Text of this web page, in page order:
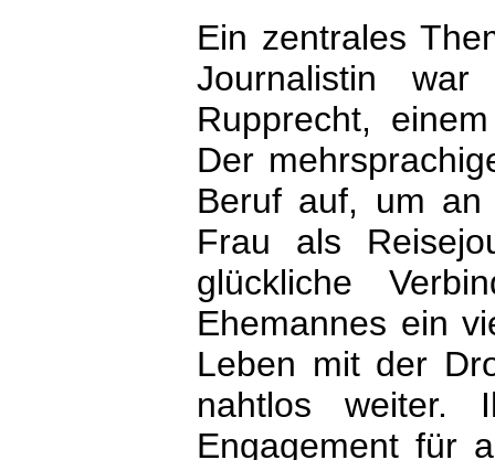
Ein zentrales
Journalistin
Rupprecht,
Der
Beruf auf, um an
Frau als
glückliche
Ehemannes ein
Leben mit der
nahtlos weiter.
Engagement für